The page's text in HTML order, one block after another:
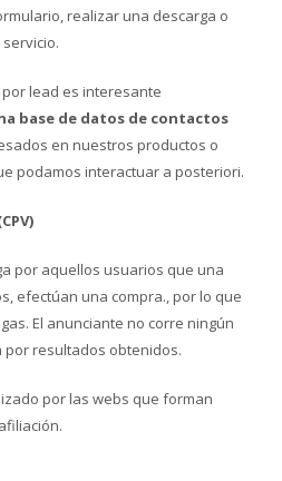
realizar una descarga o
lead es interesante
base de datos de contactos
en nuestros productos o
podamos interactuar a posteriori.
por aquellos usuarios que una
efectúan una compra., por lo que
El anunciante no corre ningún
por resultados obtenidos.
por las webs que forman